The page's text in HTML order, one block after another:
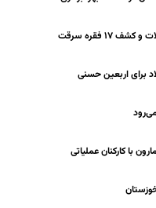
برای اربعین حسنی
با کارکنان عملیاتی